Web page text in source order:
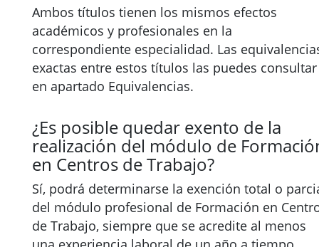
Ambos títulos tienen los mismos efectos
académicos y profesionales en la
correspondiente especialidad. Las
exactas entre estos títulos las puedes consultar
en apartado Equivalencias.
¿Es posible quedar exento de la
realización del módulo de
en Centros de Trabajo?
Sí, podrá determinarse la exención total o
del módulo profesional de Formación en
de Trabajo, siempre que se acredite al menos